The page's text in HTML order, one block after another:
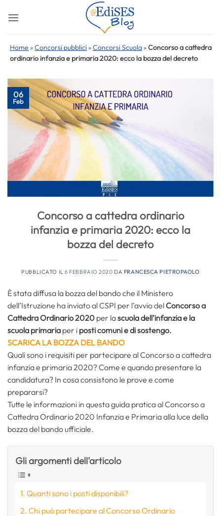
Home »Concorsi pubblici »Concorsi Scuola »Concorso a cattedra
ordinario infanzia e primaria 2020: ecco la bozza del decreto
06
Feb
Concorso a cattedra ordinario
infanzia e primaria 2020: ecco la
bozza del decreto
PUBBLICATO IL6 FEBBRAIO 2020 DA FRANCESCA PIETROPAOLO
È stata diffusa la bozza del bando che il Ministero
dell’Istruzione ha inviato al CSPI per l’avvio del Concorso a
Cattedra Ordinario 2020 per lascuola dell’infanzia e la
scuola primaria per i posti comuni e di sostengo.
SCARICA LA BOZZA DEL BANDO
Quali sono i requisiti per partecipare al Concorso a cattedra
infanzia e primaria 2020? Come e quando presentare la
candidatura? In cosa consistono le prove e come
prepararsi?
Tutte le informazioni in questa guida pratica al Concorso a
Cattedra Ordinario 2020 Infanzia e Primaria alla luce della
bozza del bando ufficiale.
Gli argomenti dell'articolo
Quanti sono i posti disponibili?
Chi può partecipare al Concorso Ordinario